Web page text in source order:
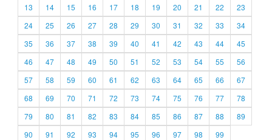
13
14 15 16 17 18 19 20 21 22
23
24
25 26 27 28 29 30 31 32 33
34
35
36 37 38 39 40 41 42 43 44
45
46
47 48 49 50 51 52 53 54 55
56
57
58 59 60 61 62 63 64 65 66
67
68
69 70 71 72 73 74 75 76 77
78
79
80 81 82 83 84 85 86 87 88
89
90
91 92 93 94 95 96 97 98
99